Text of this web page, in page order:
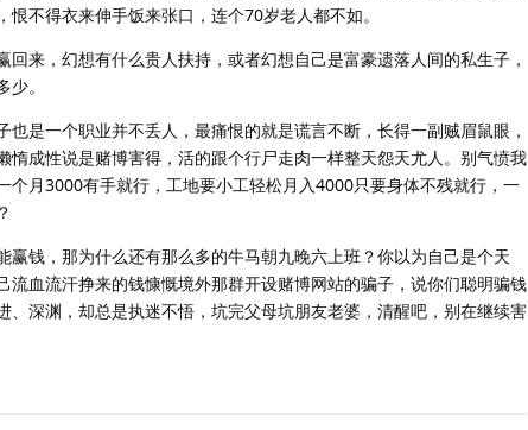
不得衣来伸手饭来张口，连个70岁老人都不如。
来，幻想有什么贵人扶持，或者幻想自己是富豪遗落人间的私生子，
。
是一个职业并不丢人，最痛恨的就是谎言不断，长得一副贼眉鼠眼，
成性说是赌博害得，活的跟个行尸走肉一样整天怨天尤人。别气愤我
月3000有手就行，工地要小工轻松月入4000只要身体不残就行，一
钱，那为什么还有那么多的牛马朝九晚六上班？你以为自己是个天
血流汗挣来的钱慷慨境外那群开设赌博网站的骗子，说你们聪明骗钱
深渊，却总是执迷不悟，坑完父母坑朋友老婆，清醒吧，别在继续害